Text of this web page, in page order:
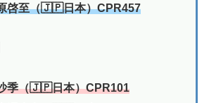
啓至（🇯🇵日本）CPR457
季（🇯🇵日本）CPR101